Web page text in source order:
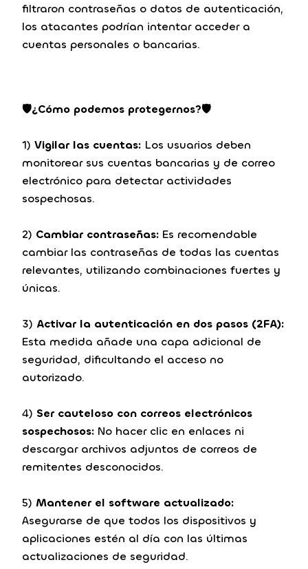
filtraron contraseñas o datos de autenticación,
los atacantes podrían intentar acceder a
cuentas personales o bancarias.
🛡️¿Cómo podemos protegernos?🛡️
1) Vigilar las cuentas: Los usuarios deben
monitorear sus cuentas bancarias y de correo
electrónico para detectar actividades
sospechosas.
2) Cambiar contraseñas: Es recomendable
cambiar las contraseñas de todas las cuentas
relevantes, utilizando combinaciones fuertes y
únicas.
3) Activar la autenticación en dos pasos (2FA):
Esta medida añade una capa adicional de
seguridad, dificultando el acceso no
autorizado.
4) Ser cauteloso con correos electrónicos
sospechosos: No hacer clic en enlaces ni
descargar archivos adjuntos de correos de
remitentes desconocidos.
5) Mantener el software actualizado:
Asegurarse de que todos los dispositivos y
aplicaciones estén al día con las últimas
actualizaciones de seguridad.